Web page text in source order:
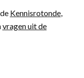
Kennisrotonde,
vragen uit de